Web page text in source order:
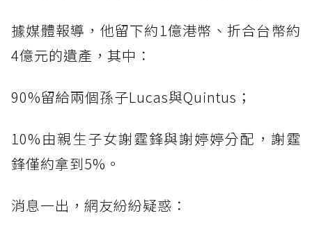
據媒體報導，他留下約1億港幣、折合台幣約
4億元的遺產，其中：
90%留給兩個孫子Lucas與Quintus；
10%由親生子女謝霆鋒與謝婷婷分配，謝霆
鋒僅約拿到5%。
消息一出，網友紛紛疑惑：